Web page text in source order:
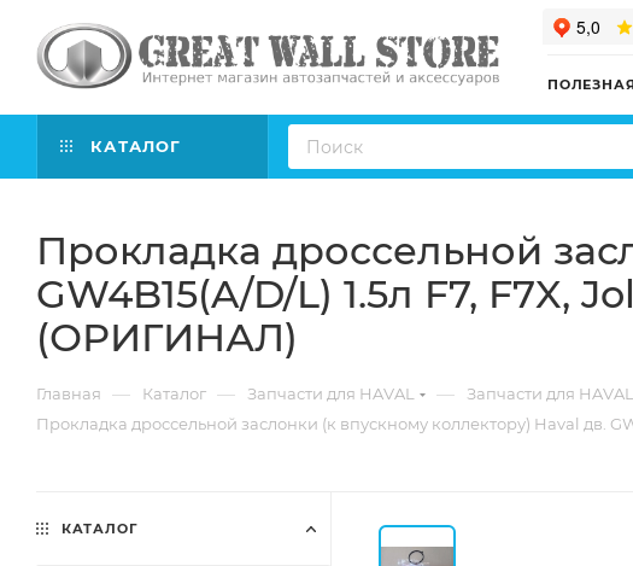
КАТАЛОГ
Прокладка дроссельной
GW4B15(A/D/L) 1.5л F7, F7X,
(ОРИГИНАЛ)
Главная — Каталог — Запчасти для HAVAL — Запчасти для
Прокладка дроссельной заслонки (к впускному коллектору) Haval дв.
КАТАЛОГ